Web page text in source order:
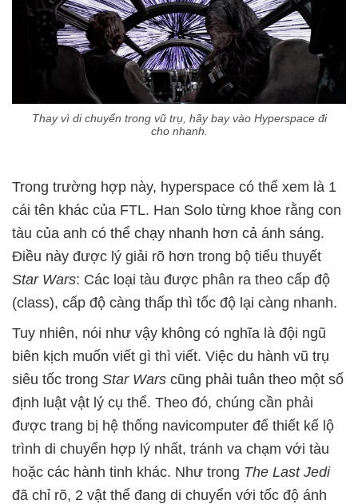
Thay vì di chuyển trong vũ trụ, hãy bay vào Hyperspace đi
cho nhanh.
Trong trường hợp này, hyperspace có thể xem là 1
cái tên khác của FTL. Han Solo từng khoe rằng con
tàu của anh có thể chạy nhanh hơn cả ánh sáng.
Điều này được lý giải rõ hơn trong bộ tiểu thuyết
Star Wars: Các loại tàu được phân ra theo cấp độ
(class), cấp độ càng thấp thì tốc độ lại càng nhanh.
Tuy nhiên, nói như vậy không có nghĩa là đội ngũ
biên kịch muốn viết gì thì viết. Việc du hành vũ trụ
siêu tốc trong Star Wars cũng phải tuân theo một số
định luật vật lý cụ thể. Theo đó, chúng cần phải
được trang bị hệ thống navicomputer để thiết kế lộ
trình di chuyển hợp lý nhất, tránh va chạm với tàu
hoặc các hành tinh khác. Như trong The Last Jedi
đã chỉ rõ, 2 vật thể đang di chuyển với tốc độ ánh